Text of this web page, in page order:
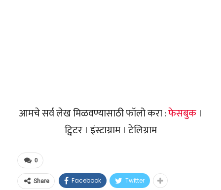
आमचे सर्व लेख मिळवण्यासाठी फॉलो करा :फेसबुक ।
ट्विटर । इंस्टाग्राम । टेलिग्राम
0
Share Facebook Twitter